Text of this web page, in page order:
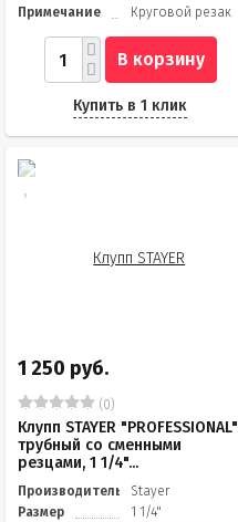
Примечание
Круговой резак
В корзину
Купить в 1 клик
1 250 руб.
(0)
Клупп STAYER "PROFESSIONAL"
трубный со сменными
резцами, 1 1/4"...
Производитель
Stayer
Размер
1 1/4"